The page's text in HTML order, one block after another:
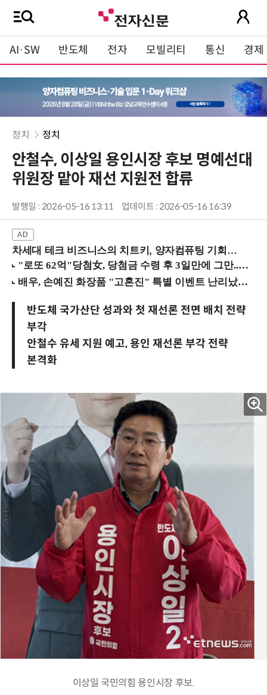
AI·SW 반도체 전자 모빌리티 통신 경제
정치 정치
안철수, 이상일 용인시장 후보 명예선대
위원장 맡아 재선 지원전 합류
발행일 : 2026-05-16 13:11 업데이트 : 2026-05-16 16:39
차세대 테크 비즈니스의 치트키, 양자컴퓨팅 기회를 선점하라! (8/28 강남역)
반도체 국가산단 성과와 첫 재선론 전면 배치 전략
부각
안철수 유세 지원 예고, 용인 재선론 부각 전략
본격화
이상일 국민의힘 용인시장 후보.